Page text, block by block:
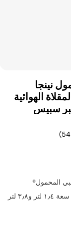
نينجا
٤ في ١ بالمقلاة الهوائية
سبيس
المحمول®
لتر